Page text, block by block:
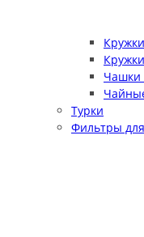
Кружки
Чашки
Турки
Фильтры